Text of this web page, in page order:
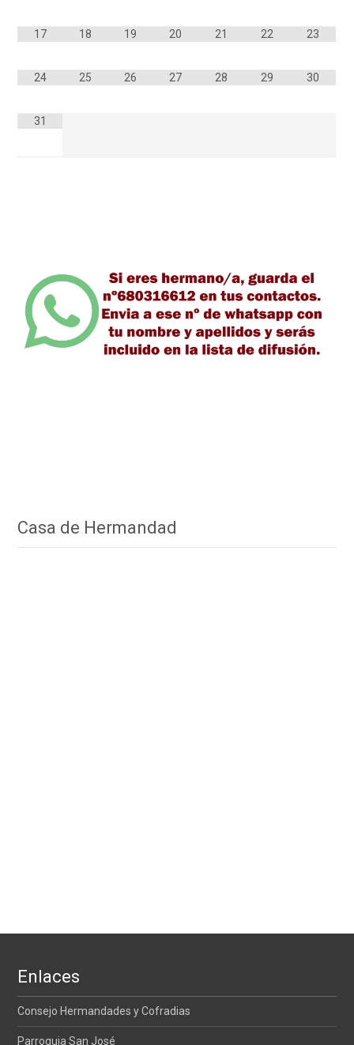
17 18 19 20 21 22 23
24 25 26 27 28 29 30
31
Casa de Hermandad
Enlaces
Consejo Hermandades y Cofradias
Parroquia San José